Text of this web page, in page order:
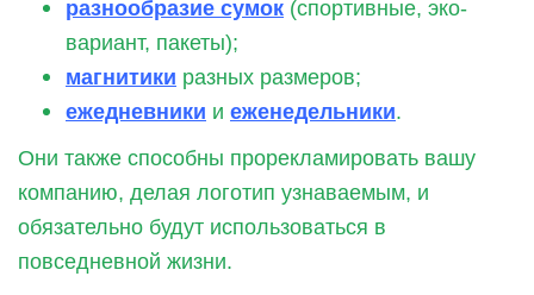
разнообразие сумок (спортивные, эко-
вариант, пакеты);
магнитики разных размеров;
ежедневники и еженедельники.
Они также способны прорекламировать вашу
компанию, делая логотип узнаваемым, и
обязательно будут использоваться в
повседневной жизни.